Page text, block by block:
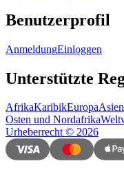
Benutzerprofil
AnmeldungEinloggen
Unterstützte
AfrikaKaribikEuropaAsien
Osten und Nordafrika
Urheberrecht© 2026